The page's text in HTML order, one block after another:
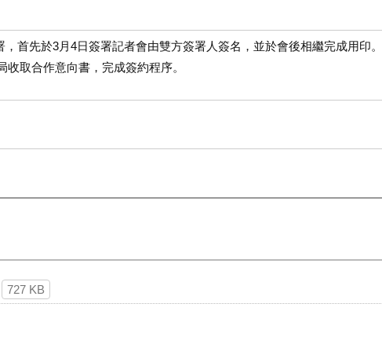
首先於3月4日簽署記者會由雙方簽署人簽名，並於會後相繼完成用印
取合作意向書，完成簽約程序。
727 KB